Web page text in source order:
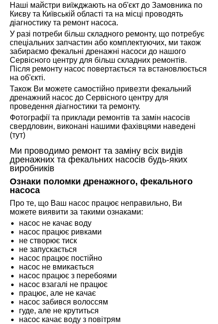
Наші майстри виїжджають на об'єкт до Замовника по
Києву та Київській області та на місці проводять
діагностику та ремонт насоса.
У разі потреби більш складного ремонту, що потребує
спеціальних запчастин або комплектуючих, ми також
забираємо фекальні дренажні насоси до нашого
Сервісного центру для більш складних ремонтів.
Після ремонту насос повертається та встановлюється
на об'єкті.
Також Ви можете самостійно привезти фекальний
дренажний насос до Сервісного центру для
проведення діагностики та ремонту.
Фотографії та приклади ремонтів та замін насосів
свердловин, виконані нашими фахівцями наведені
(тут)
Ми проводимо ремонт та заміну всіх видів
дренажних та фекальних насосів будь-яких
виробників
Ознаки поломки дренажного, фекального
насоса
Про те, що Ваш насос працює неправильно, Ви
можете виявити за такими ознаками:
насос не качає воду
насос працює ривками
не створює тиск
не запускається
насос працює постійно
насос не вмикається
насос працює з перебоями
насос взагалі не працює
працює, але не качає
насос забився волоссям
гуде, але не крутиться
насос качає воду з повітрям